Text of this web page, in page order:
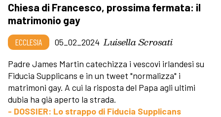
Chiesa di Francesco, prossima fermata: il
matrimonio gay
ECCLESIA 05_02_2024 Luisella Scrosati
Padre James Martin catechizza i vescovi irlandesi su
Fiducia Supplicans e in un tweet "normalizza" i
matrimoni gay. A cui la risposta del Papa agli ultimi
dubia ha già aperto la strada.
- DOSSIER: Lo strappo di Fiducia Supplicans